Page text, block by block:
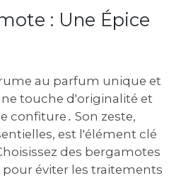
: Une Épice
au parfum unique et
touche d'originalité et
confiture․ Son zeste,
est l'élément clé
des bergamotes
éviter les traitements